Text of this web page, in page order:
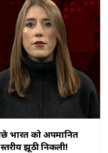
भारत को अपमानित
झूठी निकली!